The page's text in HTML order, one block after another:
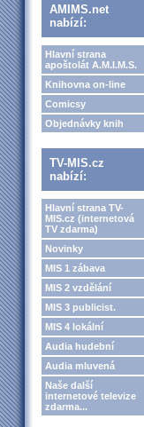
AMIMS.net
nabízí:
Hlavní strana
apoštolát A.M.I.M.S.
Knihovna on-line
Comicsy
Objednávky knih
TV-MIS.cz
nabízí:
Hlavní strana TV-
MIS.cz (internetová
TV zdarma)
Novinky
MIS 1 zábava
MIS 2 vzdělání
MIS 3 publicist.
MIS 4 lokální
Audia hudební
Audia mluvená
Naše další
internetové televize
zdarma...